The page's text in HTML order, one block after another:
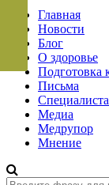
Главная
Новости
Блог
О здоровье
Подготовка
Письма
Медиа
Медрупор
Мнение